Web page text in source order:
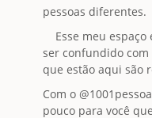
pessoas diferentes.
Esse meu espaço
ser confundido
que estão aqui são
Com o
pouco para você